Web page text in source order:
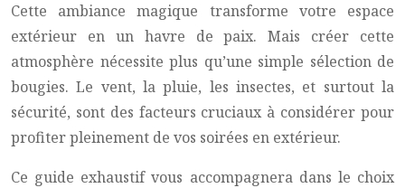
Cette ambiance magique transforme votre espace
extérieur en un havre de paix. Mais créer cette
atmosphère nécessite plus qu’une simple sélection de
bougies. Le vent, la pluie, les insectes, et surtout la
sécurité, sont des facteurs cruciaux à considérer pour
profiter pleinement de vos soirées en extérieur.
Ce guide exhaustif vous accompagnera dans le choix